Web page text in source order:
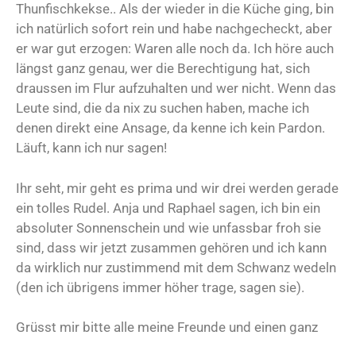
Thunfischkekse.. Als der wieder in die Küche ging, bin
ich natürlich sofort rein und habe nachgecheckt, aber
er war gut erzogen: Waren alle noch da. Ich höre auch
längst ganz genau, wer die Berechtigung hat, sich
draussen im Flur aufzuhalten und wer nicht. Wenn das
Leute sind, die da nix zu suchen haben, mache ich
denen direkt eine Ansage, da kenne ich kein Pardon.
Läuft, kann ich nur sagen!
Ihr seht, mir geht es prima und wir drei werden gerade
ein tolles Rudel. Anja und Raphael sagen, ich bin ein
absoluter Sonnenschein und wie unfassbar froh sie
sind, dass wir jetzt zusammen gehören und ich kann
da wirklich nur zustimmend mit dem Schwanz wedeln
(den ich übrigens immer höher trage, sagen sie).
Grüsst mir bitte alle meine Freunde und einen ganz